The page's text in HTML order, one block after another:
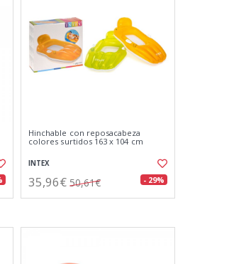
Hinchable con reposacabeza
colores surtidos 163 x 104 cm
INTEX
35,96€ 50,61€ - 29%